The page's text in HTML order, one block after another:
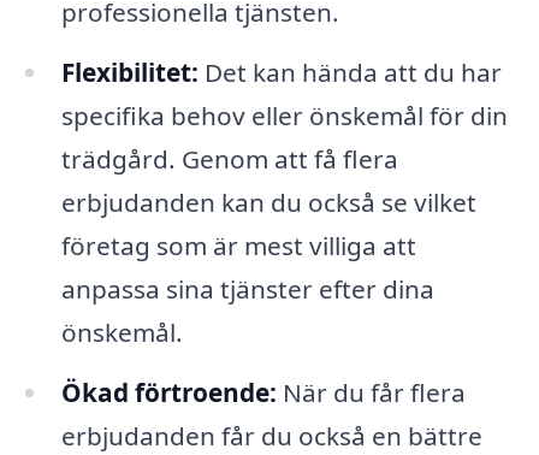
professionella tjänsten.
Flexibilitet: Det kan hända att du har
specifika behov eller önskemål för din
trädgård. Genom att få flera
erbjudanden kan du också se vilket
företag som är mest villiga att
anpassa sina tjänster efter dina
önskemål.
Ökad förtroende: När du får flera
erbjudanden får du också en bättre